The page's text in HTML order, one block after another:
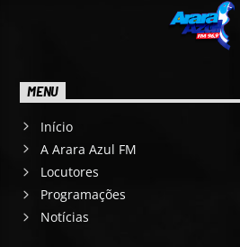
MENU
Início
A Arara Azul FM
Locutores
Programações
Notícias